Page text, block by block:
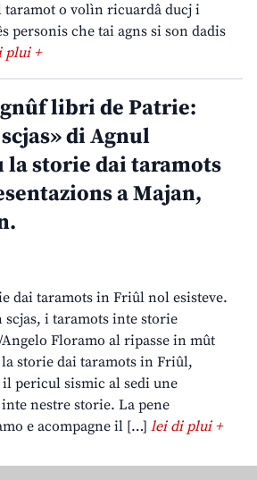
taramot o volìn ricuardâ ducj i
personis che tai agns si son dadis
plui +
libri de Patrie:
di Agnul
la storie dai taramots
a Majan,
dai taramots in Friûl nol esisteve.
i taramots inte storie
Floramo al ripasse in mût
storie dai taramots in Friûl,
pericul sismic al sedi une
nestre storie. La pene
e acompagne il […] lei di plui +